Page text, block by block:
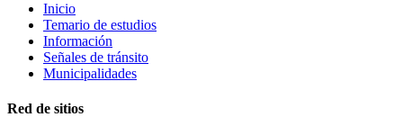
Inicio
Temario de estudios
Información
Señales de tránsito
Municipalidades
Red de sitios